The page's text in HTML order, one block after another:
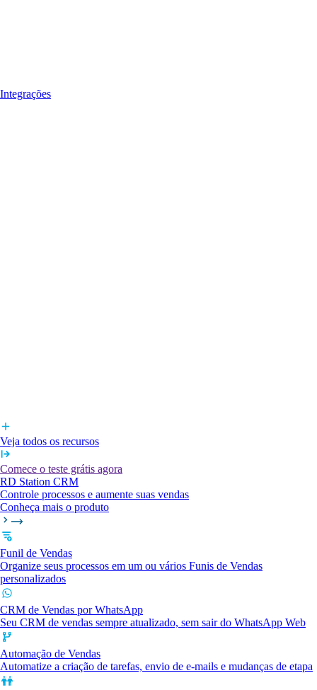
Integrações
Veja todos os recursos
Comece o teste grátis agora
RD Station CRM
Controle processos e aumente suas vendas
Conheça mais o produto
Funil de Vendas
Organize seus processos em um ou vários Funis de Vendas
personalizados
CRM de Vendas por WhatsApp
Seu CRM de vendas sempre atualizado, sem sair do WhatsApp Web
Automação de Vendas
Automatize a criação de tarefas, envio de e-mails e mudanças de etapa